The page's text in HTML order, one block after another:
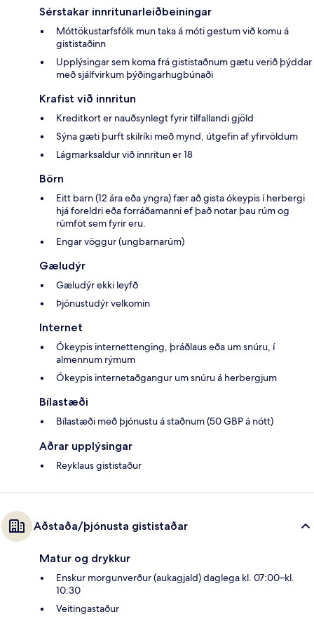
Sérstakar innritunarleiðbeiningar
Móttökustarfsfólk mun taka á móti gestum við komu á
gististaðinn
Upplýsingar sem koma frá gististaðnum gætu verið þýddar
með sjálfvirkum þýðingarhugbúnaði
Krafist við innritun
Kreditkort er nauðsynlegt fyrir tilfallandi gjöld
Sýna gæti þurft skilríki með mynd, útgefin af yfirvöldum
Lágmarksaldur við innritun er 18
Börn
Eitt barn (12 ára eða yngra) fær að gista ókeypis í herbergi
hjá foreldri eða forráðamanni ef það notar þau rúm og
rúmföt sem fyrir eru.
Engar vöggur (ungbarnarúm)
Gæludýr
Gæludýr ekki leyfð
Þjónustudýr velkomin
Internet
Ókeypis internettenging, þráðlaus eða um snúru, í
almennum rýmum
Ókeypis internetaðgangur um snúru á herbergjum
Bílastæði
Bílastæði með þjónustu á staðnum (50 GBP á nótt)
Aðrar upplýsingar
Reyklaus gististaður
Aðstaða/þjónusta gististaðar
Matur og drykkur
Enskur morgunverður (aukagjald) daglega kl. 07:00–kl.
10:30
Veitingastaður